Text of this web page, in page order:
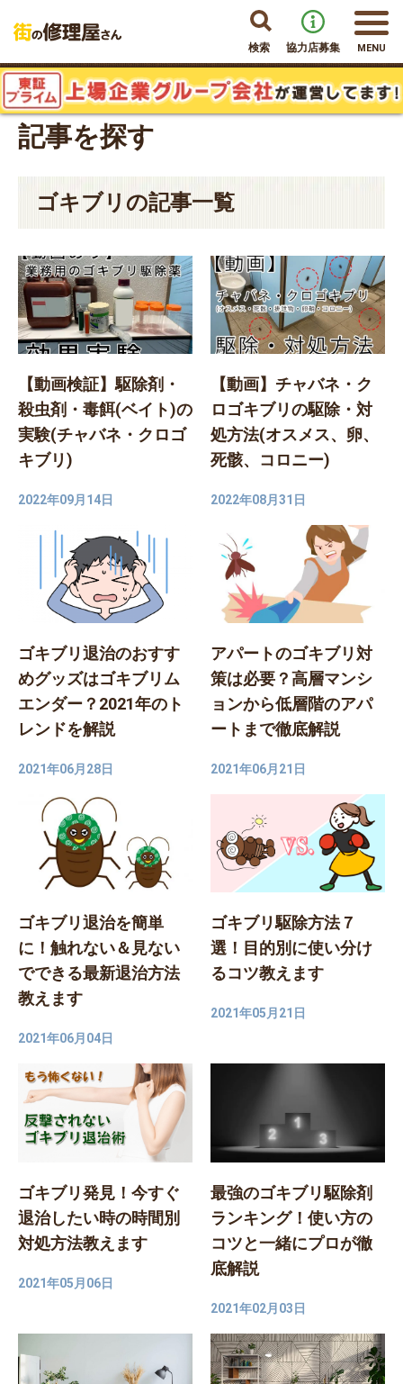
検索 協力店募集 MENU
記事を探す
ゴキブリの記事一覧
【動画検証】駆除剤・
殺虫剤・毒餌(ベイト)の
実験(チャバネ・クロゴ
キブリ)
2022年09月14日
【動画】チャバネ・ク
ロゴキブリの駆除・対
処方法(オスメス、卵、
死骸、コロニー)
2022年08月31日
ゴキブリ退治のおすす
めグッズはゴキブリム
エンダー？2021年のト
レンドを解説
2021年06月28日
アパートのゴキブリ対
策は必要？高層マンシ
ョンから低層階のアパ
ートまで徹底解説
2021年06月21日
ゴキブリ退治を簡単
に！触れない＆見ない
でできる最新退治方法
教えます
2021年06月04日
ゴキブリ駆除方法７
選！目的別に使い分け
るコツ教えます
2021年05月21日
ゴキブリ発見！今すぐ
退治したい時の時間別
対処方法教えます
2021年05月06日
最強のゴキブリ駆除剤
ランキング！使い方の
コツと一緒にプロが徹
底解説
2021年02月03日